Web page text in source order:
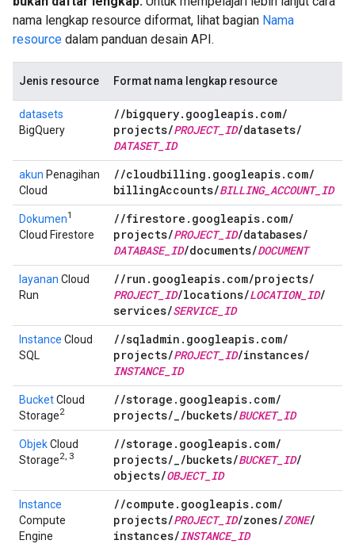
nama lengkap resource diformat, lihat bagian Nama
resource dalam panduan desain API.
Jenis resource Format nama lengkap resource
datasets
BigQuery
//bigquery. googleapis. com/
projects/PROJECT_ ID/datasets/
DATASET_ ID
akun Penagihan
Cloud
//cloudbilling . googleapis. com/
billingAccounts/BILLING_ ACCOUNT_ ID
Dokumen1
Cloud Firestore
//firestore . googleapis. com/
projects/PROJECT_ ID/databases/
DATABASE_ ID/documents/DOCUMENT
layanan Cloud
Run
//run . googleapis. com/projects/
PROJECT_ ID/locations/LOCATION_ ID/
services/SERVICE_ ID
Instance Cloud
SQL
//sqladmin . googleapis. com/
projects/PROJECT_ ID/instances/
INSTANCE_ ID
BucketCloud
Storage2
//storage . googleapis. com/
projects/_/buckets/BUCKET_ ID
ObjekCloud
Storage2, 3
//storage . googleapis. com/
projects/_/buckets/BUCKET_ ID/
objects/OBJECT_ ID
Instance
Compute
Engine
//compute . googleapis. com/
projects/PROJECT_ ID/zones/ZONE/
instances/INSTANCE_ ID